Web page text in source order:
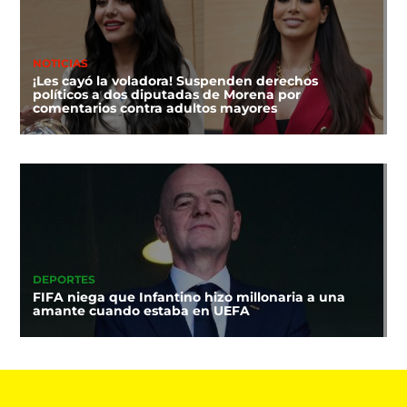
NOTICIAS
¡Les cayó la voladora! Suspenden derechos
políticos a dos diputadas de Morena por
comentarios contra adultos mayores
DEPORTES
FIFA niega que Infantino hizo millonaria a una
amante cuando estaba en UEFA